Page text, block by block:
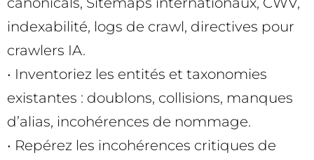
indexabilité, logs de crawl, directives pour
crawlers IA.
• Inventoriez les entités et taxonomies
existantes : doublons, collisions, manques
d’alias, incohérences de nommage.
• Repérez les incohérences critiques de